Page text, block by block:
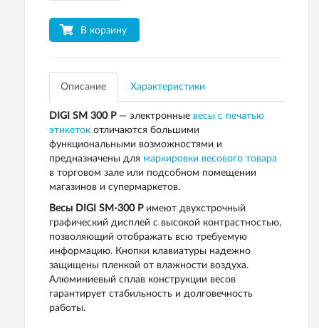
В корзину
Описание Характеристики
DIGI SM 300 P— электронные весы с печатью
этикеток отличаются большими
функциональными возможностями и
предназначены для маркировки весового товара
в торговом зале или подсобном помещении
магазинов и супермаркетов.
Весы DIGI SM-300 Pимеют двухстрочный
графический дисплей с высокой контрастностью,
позволяющий отображать всю требуемую
информацию. Кнопки клавиатуры надежно
защищены пленкой от влажности воздуха.
Алюминиевый сплав конструкции весов
гарантирует стабильность и долговечность
работы.